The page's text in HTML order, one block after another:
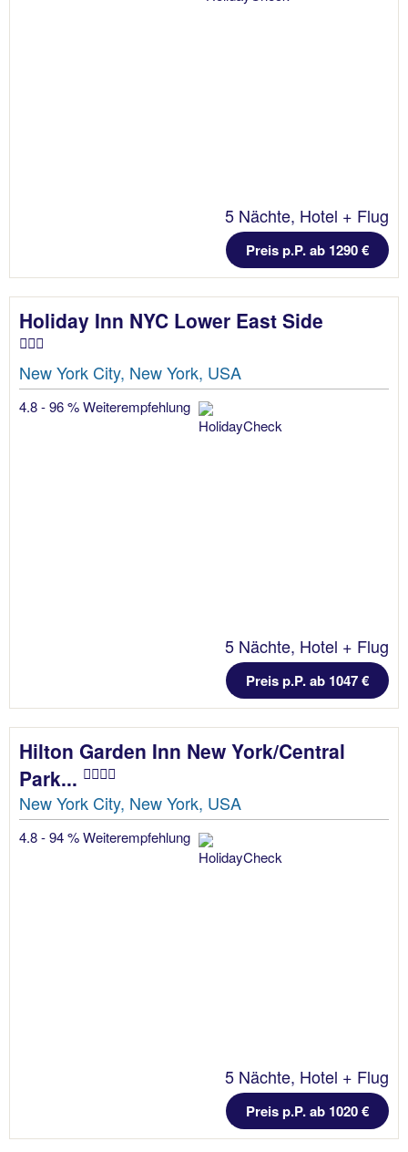
5 Nächte, Hotel + Flug
Preis p.P. ab 1290 €
Holiday Inn NYC Lower East Side
New York City, New York, USA
4.8 - 96 % Weiterempfehlung
5 Nächte, Hotel + Flug
Preis p.P. ab 1047 €
Hilton Garden Inn New York/Central
Park...
New York City, New York, USA
4.8 - 94 % Weiterempfehlung
5 Nächte, Hotel + Flug
Preis p.P. ab 1020 €